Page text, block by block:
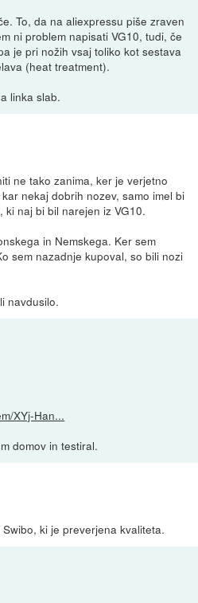
To, da na aliexpressu piše zraven
ni problem napisati VG10, tudi, če
je pri nožih vsaj toliko kot sestava
(heat treatment).
linka slab.
ne tako zanima, ker je verjetno
nekaj dobrih nozev, samo imel bi
naj bi bil narejen iz VG10.
in Nemskega. Ker sem
sem nazadnje kupoval, so bili nozi
navdusilo.
XYj-Han...
domov in testiral.
ki je preverjena kvaliteta.